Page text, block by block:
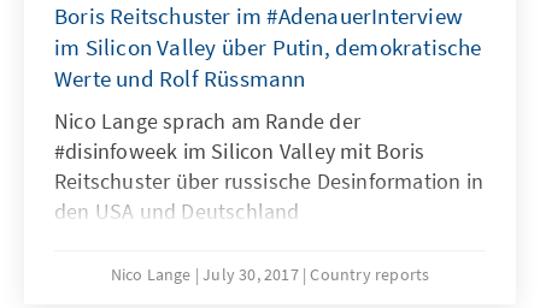
Boris Reitschuster im #AdenauerInterview
im Silicon Valley über Putin, demokratische
Werte und Rolf Rüssmann
Nico Lange sprach am Rande der
#disinfoweek im Silicon Valley mit Boris
Reitschuster über russische Desinformation in
den USA und Deutschland
Nico Lange July 30, 2017 Country reports